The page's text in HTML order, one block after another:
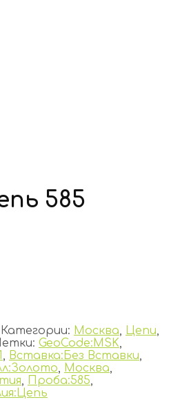
585
Категории: Москва, Цепи,
GeoCode:MSK,
, Вставка:Без Вставки,
, Москва,
, Проба:585,